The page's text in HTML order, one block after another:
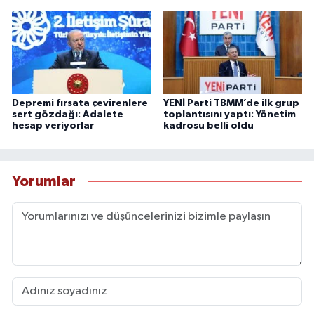
Depremi fırsata çevirenlere
sert gözdağı: Adalete
hesap veriyorlar
YENİ Parti TBMM’de ilk grup
toplantısını yaptı: Yönetim
kadrosu belli oldu
Yorumlar